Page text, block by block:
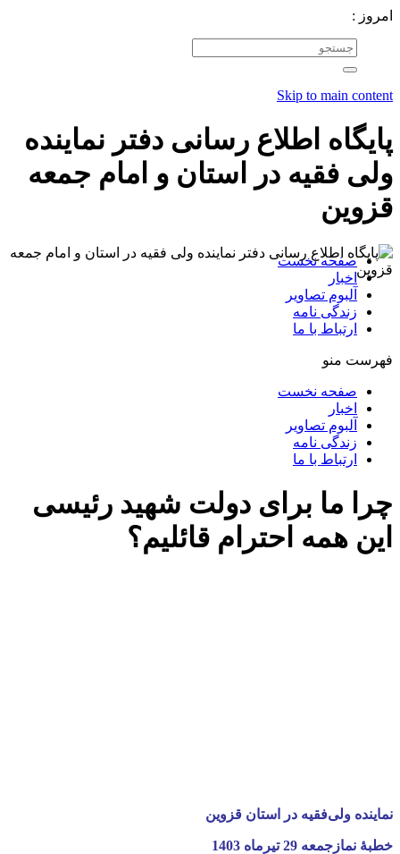
امروز :
Skip to main content
پایگاه اطلاع رسانی دفتر نماینده
ولی فقیه در استان و امام جمعه
قزوین
صفحه نخست
اخبار
آلبوم تصاویر
زندگی نامه
ارتباط با ما
فهرست منو
صفحه نخست
اخبار
آلبوم تصاویر
زندگی نامه
ارتباط با ما
چرا ما برای دولت شهید رئیسی
این همه احترام قائلیم؟
نماینده ولی‌فقیه در استان قزوین
خطبۀ نمازجمعه 29 تیرماه 1403